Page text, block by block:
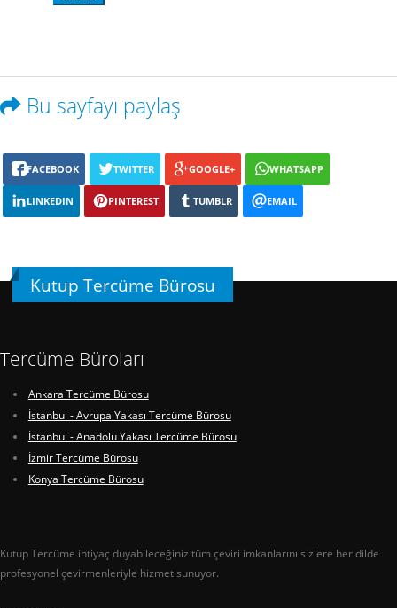
Bu sayfayı paylaş
FACEBOOK TWITTER GOOGLE+ WHATSAPP
LINKEDIN PINTEREST TUMBLR EMAIL
Kutup Tercüme Bürosu
Tercüme Büroları
Ankara Tercüme Bürosu
İstanbul - Avrupa Yakası Tercüme Bürosu
İstanbul - Anadolu Yakası Tercüme Bürosu
İzmir Tercüme Bürosu
Konya Tercüme Bürosu
Kutup Tercüme ihtiyaç duyabileceğiniz tüm çeviri imkanlarını sizlere her dilde
profesyonel çevirmenleriyle hizmet sunuyor.